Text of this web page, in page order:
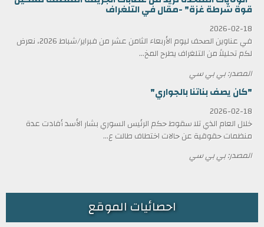
قوة شرطة غزة" -مقال في التلغراف
2026-02-18
في عناوين الصحف ليوم الأربعاء الثامن عشر من فبراير/شباط 2026، نعرض
لكم تحليلاً من التلغراف يطرح المخ...
المصدر: بي بي سي
"كان يصف بناتنا بالجواري"
2026-02-18
خلال العام الذي تلا سقوط حكم الرئيس السوري بشار الأسد أفادت عدة
منظمات حقوقية عن حالات اختطاف طالت ع...
المصدر: بي بي سي
احصائيات الموقع